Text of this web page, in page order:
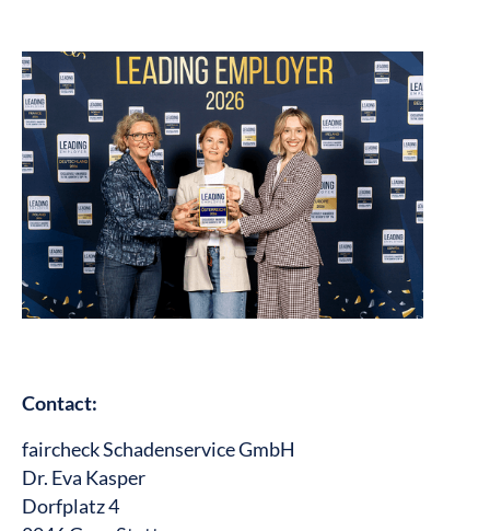
Contact:
faircheck Schadenservice GmbH
Dr. Eva Kasper
Dorfplatz 4